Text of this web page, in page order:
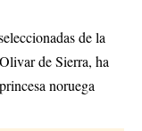
de la
de Sierra, ha
noruega